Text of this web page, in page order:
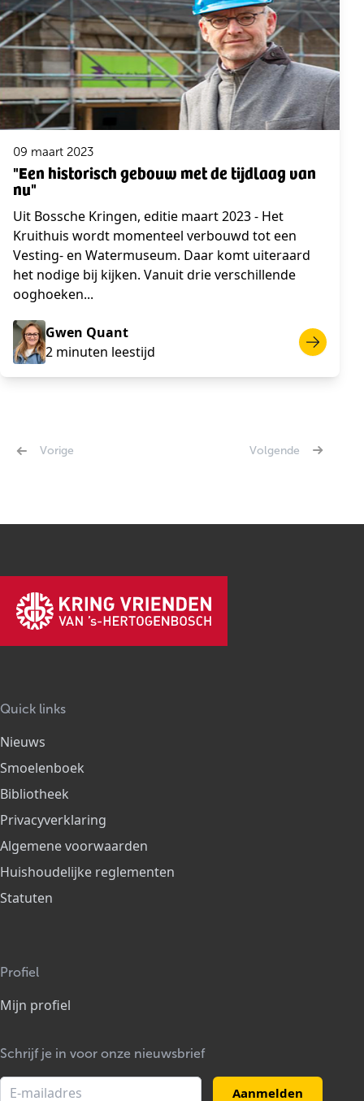
09 maart 2023
"Een historisch gebouw met de tijdlaag van
nu"
Uit Bossche Kringen, editie maart 2023 - Het
Kruithuis wordt momenteel verbouwd tot een
Vesting- en Watermuseum. Daar komt uiteraard
het nodige bij kijken. Vanuit drie verschillende
ooghoeken...
Gwen Quant
2 minuten leestijd
‹ Vorige Volgende ›
Quick links
Nieuws
Smoelenboek
Bibliotheek
Privacyverklaring
Algemene voorwaarden
Huishoudelijke reglementen
Statuten
Profiel
Mijn profiel
Schrijf je in voor onze nieuwsbrief
Aanmelden